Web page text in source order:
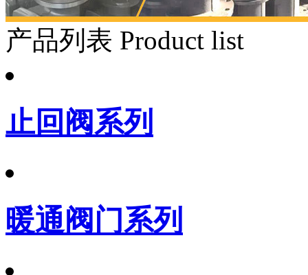
产品列表 Product list
止回阀系列
暖通阀门系列